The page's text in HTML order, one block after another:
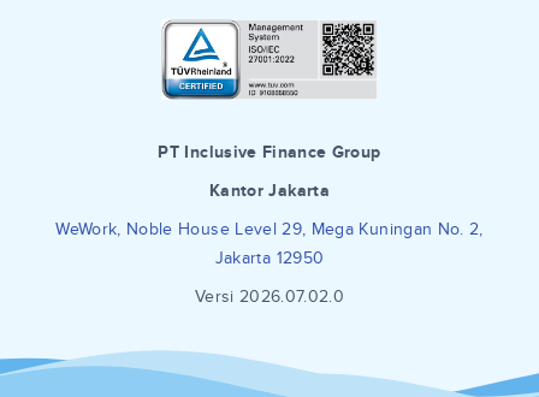
PT Inclusive Finance Group
Kantor Jakarta
WeWork, Noble House Level 29, Mega Kuningan No. 2,
Jakarta 12950
Versi 2026.07.02.0